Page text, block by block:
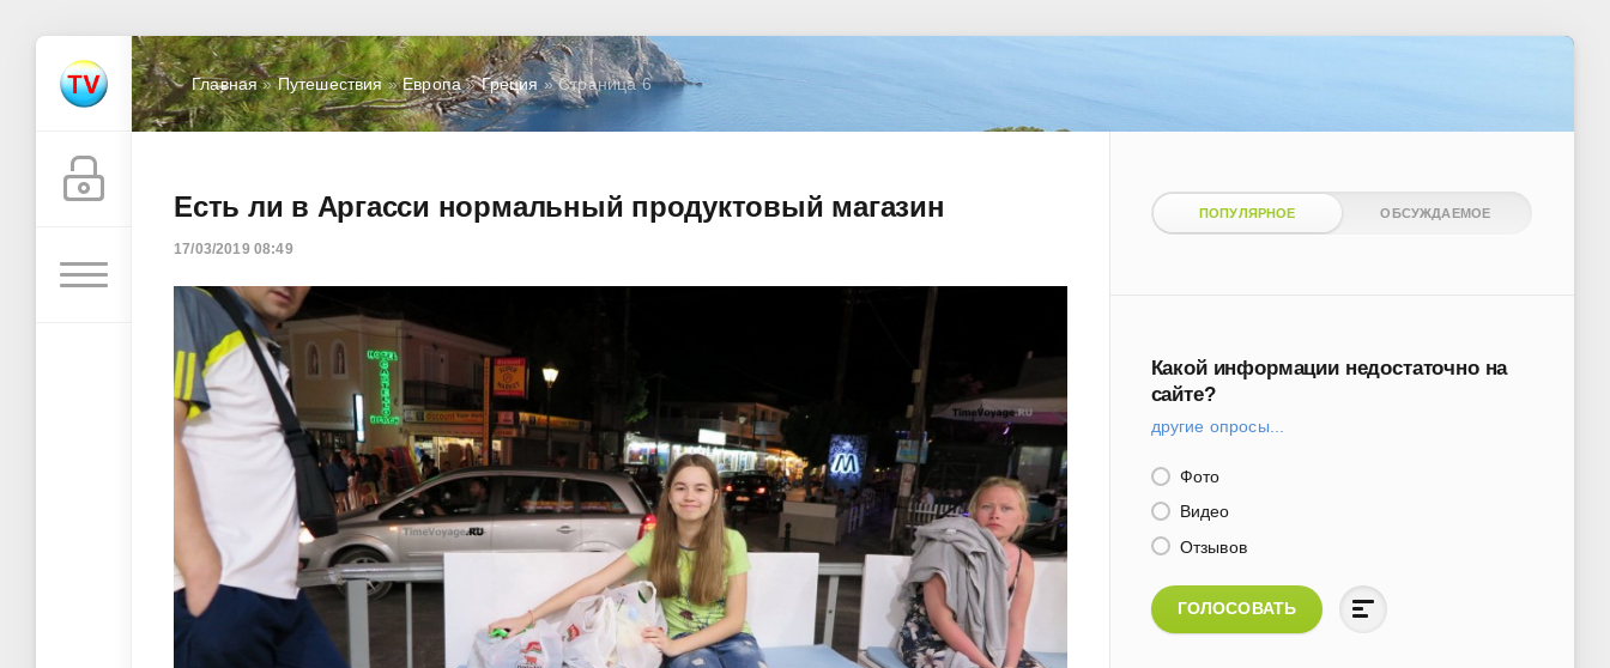
Главная»Путешествия»Европа»Греция » Страница 6
Есть ли в Аргасси нормальный продуктовый магазин
17/03/2019 08:49
ПОПУЛЯРНОЕ ОБСУЖДАЕМОЕ
Какой информации недостаточно на
сайте?
другие опросы...
Фото
Видео
Отзывов
ГОЛОСОВАТЬ